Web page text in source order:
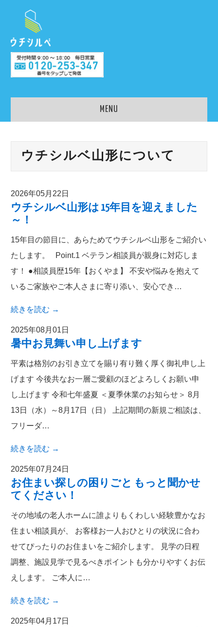
MENU
チシルベ
ウチシルベ山形について
2026年05月22日
ウチシルベ山形は 15年目を迎えました
～！
15年目の節目に、あらためてウチシルベ山形をご紹介い
たします。 Point.1 ベテラン相談員が親身に対応しま
す！ ●相談員歴15年【おくやま】 不安や悩みを抱えて
いるご家族やご本人さまに寄り添い、安心でき…
続きを読む →
2025年08月01日
暑中お見舞い申し上げます
平素は格別のお引き立てを賜り有り難く厚く御礼申し上
げます 今後共なお一層ご愛顧のほどよろしくお願い申
し上げます 令和七年盛夏 ＜夏季休業のお知らせ＞ 8月
13日（水）～8月17日（日） 上記期間の新規ご相談は、
フリーダ…
続きを読む →
2025年07月24日
お住まい探しの困りごと もっと聞かせ
てください！
その地域の老人ホームに誰よりもくわしい経験豊かなお
住まい相談員が、 お客様お一人おひとりの状況に合わ
せてぴったりのお住まいをご紹介します。 見学の日程
調整、施設見学で見るべきポイントも分かりやすくお伝
えします。 ご本人に…
続きを読む →
2025年04月17日